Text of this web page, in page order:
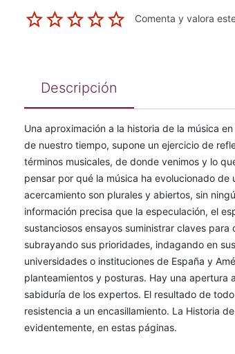
Comenta y valora
Descripción
Una aproximación a la historia de la música
de nuestro tiempo, supone un ejercicio de
términos musicales, de donde venimos y lo
pensar por qué la música ha evolucionado
acercamiento son plurales y abiertos, sin
información precisa que la especulación, el
sustanciosos ensayos suministrar claves
subrayando sus prioridades, indagando en
universidades o instituciones de España y
planteamientos y posturas. Hay una apertura
sabiduría de los expertos. El resultado de
resistencia a un encasillamiento. La Historia
evidentemente, en estas páginas.